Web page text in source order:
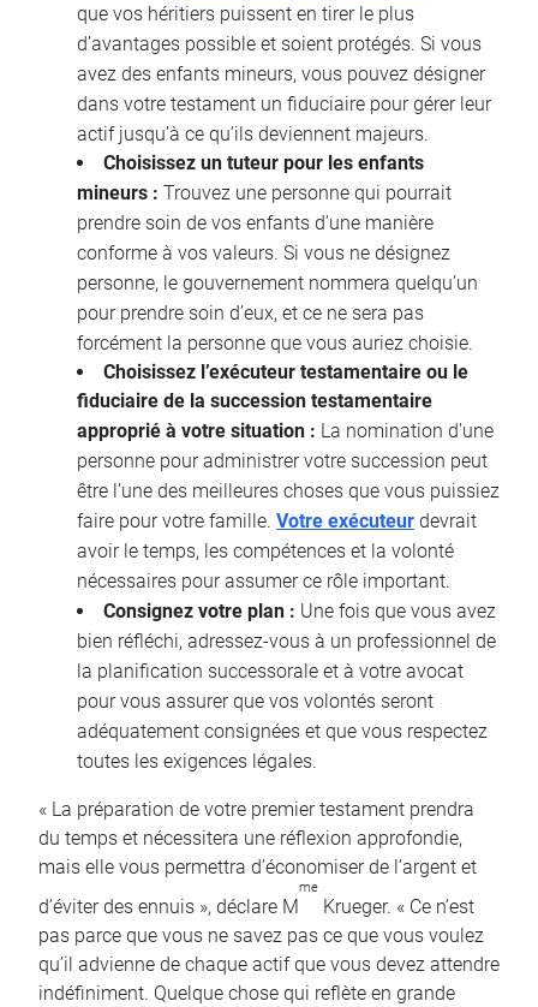
que vos héritiers puissent en tirer le plus
d’avantages possible et soient protégés. Si vous
avez des enfants mineurs, vous pouvez désigner
dans votre testament un fiduciaire pour gérer leur
actif jusqu’à ce qu’ils deviennent majeurs.
Choisissez un tuteur pour les enfants
mineurs : Trouvez une personne qui pourrait
prendre soin de vos enfants d’une manière
conforme à vos valeurs. Si vous ne désignez
personne, le gouvernement nommera quelqu’un
pour prendre soin d’eux, et ce ne sera pas
forcément la personne que vous auriez choisie.
Choisissez l’exécuteur testamentaire ou le
fiduciaire de la succession testamentaire
approprié à votre situation : La nomination d’une
personne pour administrer votre succession peut
être l’une des meilleures choses que vous puissiez
faire pour votre famille. Votre exécuteur devrait
avoir le temps, les compétences et la volonté
nécessaires pour assumer ce rôle important.
Consignez votre plan : Une fois que vous avez
bien réfléchi, adressez-vous à un professionnel de
la planification successorale et à votre avocat
pour vous assurer que vos volontés seront
adéquatement consignées et que vous respectez
toutes les exigences légales.
« La préparation de votre premier testament prendra
du temps et nécessitera une réflexion approfondie,
mais elle vous permettra d’économiser de l’argent et
d’éviter des ennuis », déclare M
me
Krueger. « Ce n’est
pas parce que vous ne savez pas ce que vous voulez
qu’il advienne de chaque actif que vous devez attendre
indéfiniment. Quelque chose qui reflète en grande